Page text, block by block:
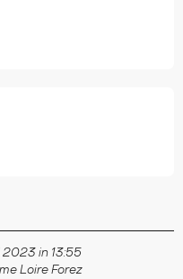
2023 in 13:55
Loire Forez